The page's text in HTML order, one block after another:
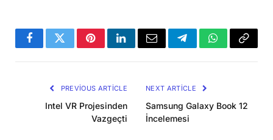
FacebookTwitterPinterestLinkedInEmail TelegramWhatsApp
Copy
PREVIOUS ARTICLE
Intel VR Projesinden
Vazgeçti
NEXT ARTICLE
Samsung Galaxy Book 12
İncelemesi